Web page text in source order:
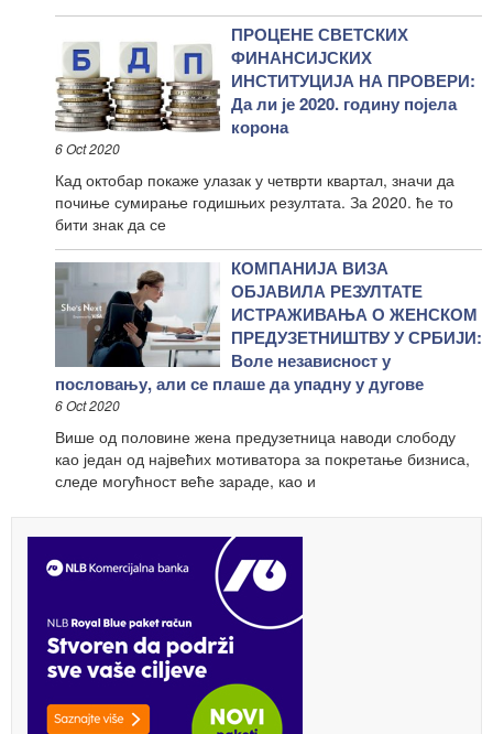
ПРОЦЕНЕ СВЕТСКИХ
ФИНАНСИЈСКИХ
ИНСТИТУЦИЈА НА ПРОВЕРИ:
Да ли је 2020. годину појела
корона
6 Oct 2020
Кад октобар покаже улазак у четврти квартал, значи да
почиње сумирање годишњих резултата. За 2020. ће то
бити знак да се
КОМПАНИЈА ВИЗА
ОБЈАВИЛА РЕЗУЛТАТЕ
ИСТРАЖИВАЊА О ЖЕНСКОМ
ПРЕДУЗЕТНИШТВУ У СРБИЈИ:
Воле независност у
пословању, али се плаше да упадну у дугове
6 Oct 2020
Више од половине жена предузетница наводи слободу
као један од највећих мотиватора за покретање бизниса,
следе могућност веће зараде, као и